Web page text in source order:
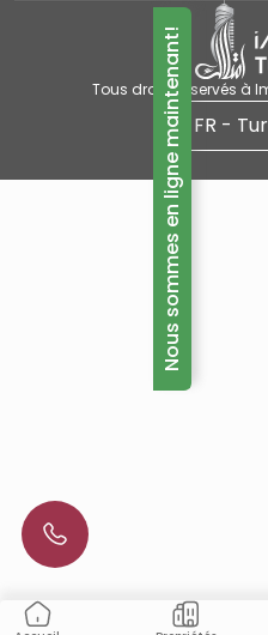
Tous droits réservés à
FR -
Nous sommes en ligne maintenant!